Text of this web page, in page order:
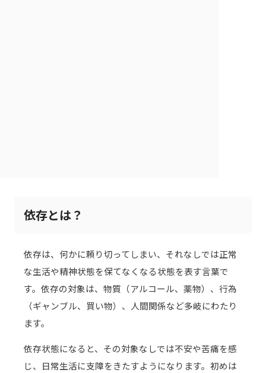
依存とは？
依存は、何かに頼り切ってしまい、それなしでは正常
な生活や精神状態を保てなくなる状態を表す言葉で
す。依存の対象は、物質（アルコール、薬物）、行為
（ギャンブル、買い物）、人間関係など多岐にわたり
ます。
依存状態になると、その対象なしでは不安や苦痛を感
じ、日常生活に支障をきたすようになります。初めは